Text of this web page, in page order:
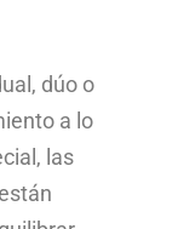
dúo o
a lo
las